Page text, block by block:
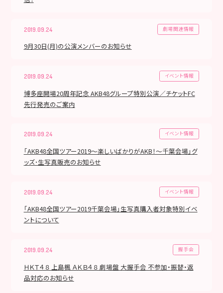
2019.09.24 劇場関連情報
9月30日(月)の公演メンバーのお知らせ
2019.09.24 イベント情報
博多座開場20周年記念 AKB48グループ特別公演／チケットFC
先行発売のご案内
2019.09.24 イベント情報
「AKB48全国ツアー2019〜楽しいばかりがAKB！〜千葉会場」グ
ッズ･生写真販売のお知らせ
2019.09.24 イベント情報
「AKB48全国ツアー2019千葉会場」生写真購入者対象特別イベ
ントについて
2019.09.24 握手会
ＨＫＴ４８ 上島楓 ＡＫＢ４８ 劇場盤 大握手会 不参加・振替・返
品対応のお知らせ